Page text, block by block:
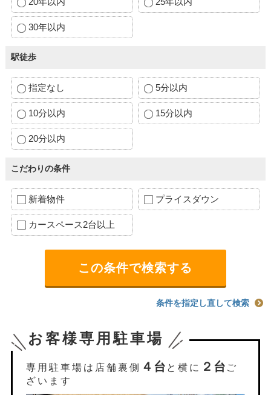
30年以内
駅徒歩
指定なし 5分以内
10分以内 15分以内
20分以内
こだわりの条件
新着物件 プライスダウン
カースペース2台以上
条件を指定し直して検索
お客様専用駐車場
専用駐車場は店舗裏側 ４台 と横に ２台 ご
ざいます